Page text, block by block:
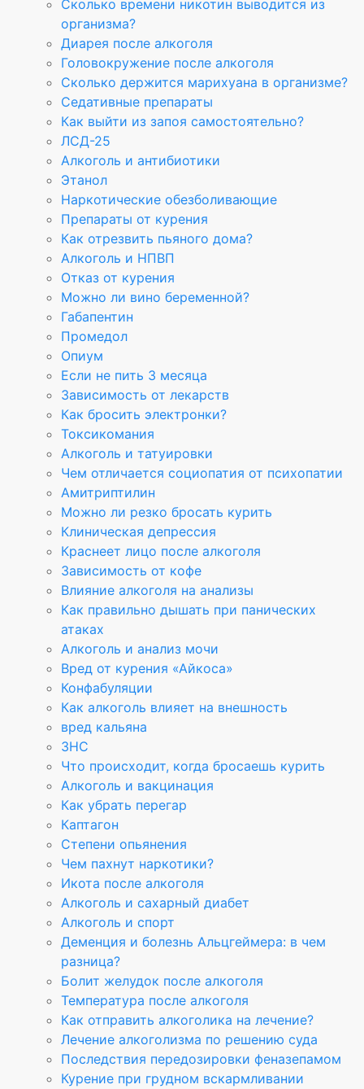
Сколько времени никотин выводится из
организма?
Диарея после алкоголя
Головокружение после алкоголя
Сколько держится марихуана в организме?
Седативные препараты
Как выйти из запоя самостоятельно?
ЛСД-25
Алкоголь и антибиотики
Этанол
Наркотические обезболивающие
Препараты от курения
Как отрезвить пьяного дома?
Алкоголь и НПВП
Отказ от курения
Можно ли вино беременной?
Габапентин
Промедол
Опиум
Если не пить 3 месяца
Зависимость от лекарств
Как бросить электронки?
Токсикомания
Алкоголь и татуировки
Чем отличается социопатия от психопатии
Амитриптилин
Можно ли резко бросать курить
Клиническая депрессия
Краснеет лицо после алкоголя
Зависимость от кофе
Влияние алкоголя на анализы
Как правильно дышать при панических
атаках
Алкоголь и анализ мочи
Вред от курения «Айкоса»
Конфабуляции
Как алкоголь влияет на внешность
вред кальяна
ЗНС
Что происходит, когда бросаешь курить
Алкоголь и вакцинация
Как убрать перегар
Каптагон
Степени опьянения
Чем пахнут наркотики?
Икота после алкоголя
Алкоголь и сахарный диабет
Алкоголь и спорт
Деменция и болезнь Альцгеймера: в чем
разница?
Болит желудок после алкоголя
Температура после алкоголя
Как отправить алкоголика на лечение?
Лечение алкоголизма по решению суда
Последствия передозировки феназепамом
Курение при грудном вскармливании